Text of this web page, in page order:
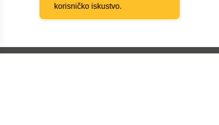
korisničko iskustvo.